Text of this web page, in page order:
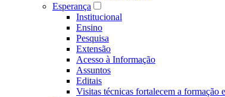
Esperança
Institucional
Ensino
Pesquisa
Extensão
Acesso à Informação
Assuntos
Editais
Visitas técnicas fortalecem a